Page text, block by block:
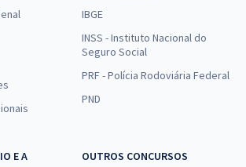
IBGE
INSS - Instituto Nacional do
Seguro Social
PRF - Polícia Rodoviária Federal
PND
E A
OUTROS CONCURSOS